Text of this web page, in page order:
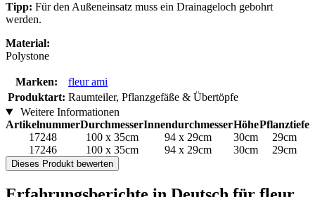
Tipp: Für den Außeneinsatz muss ein Drainageloch gebohrt
werden.
Material:
Polystone
Marken:
fleur ami
Produktart: Raumteiler, Pflanzgefäße & Übertöpfe
Weitere Informationen
ArtikelnummerDurchmesserInnendurchmesserHöhePflanztiefe
17248
100 x 35cm 94 x 29cm 30cm
29cm
17246
100 x 35cm 94 x 29cm 30cm 29cm
Dieses Produkt bewerten